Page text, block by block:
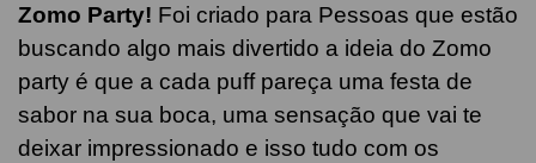
Zomo Party! Foi criado para Pessoas que estão
buscando algo mais divertido a ideia do Zomo
party é que a cada puff pareça uma festa de
sabor na sua boca, uma sensação que vai te
deixar impressionado e isso tudo com os